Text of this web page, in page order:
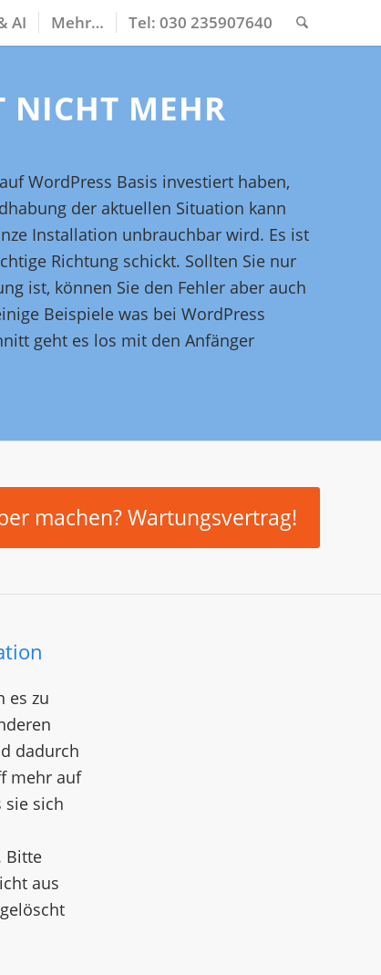
AI Mehr… Tel: 030 235907640
NICHT MEHR
WordPress Basis investiert haben,
der aktuellen Situation kann
Installation unbrauchbar wird. Es ist
Richtung schickt. Sollten Sie nur
ist, können Sie den Fehler aber auch
Beispiele was bei WordPress
geht es los mit den Anfänger
machen? Wartungsvertrag!
es zu
dadurch
mehr auf
sie sich
Bitte
aus